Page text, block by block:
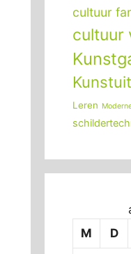
cultuur
cultuur
Leren
M
D